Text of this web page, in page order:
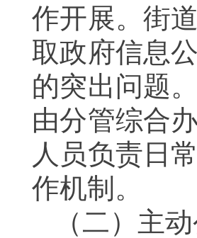
作开展。街
取政府信息
的突出问题
由分管综合
人员负责日
作机制。
（二）主